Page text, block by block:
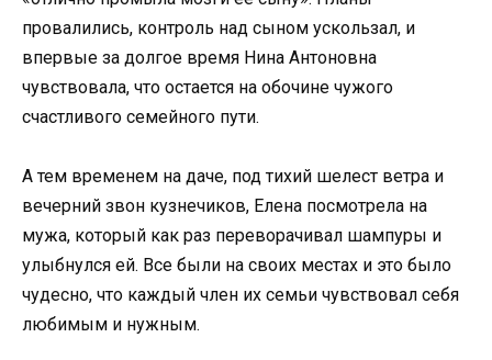
провалились, контроль над сыном ускользал, и
впервые за долгое время Нина Антоновна
чувствовала, что остается на обочине чужого
счастливого семейного пути.
А тем временем на даче, под тихий шелест ветра и
вечерний звон кузнечиков, Елена посмотрела на
мужа, который как раз переворачивал шампуры и
улыбнулся ей. Все были на своих местах и это было
чудесно, что каждый член их семьи чувствовал себя
любимым и нужным.